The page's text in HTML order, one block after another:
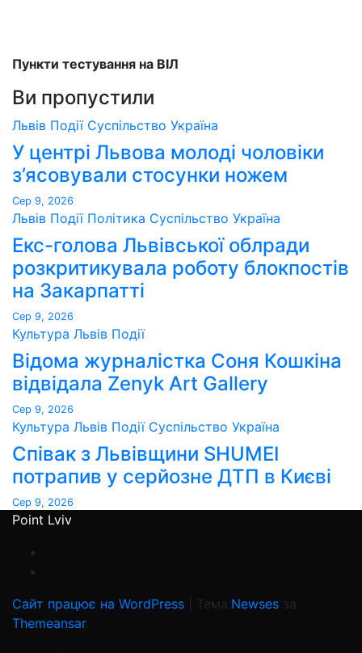
Пункти тестування на ВІЛ
Ви пропустили
Львів Події Суспільство Україна
У центрі Львова молоді чоловіки
з’ясовували стосунки ножем
Сер 9, 2026
Львів Події Політика Суспільство Україна
Екс-голова Львівської облради
розкритикувала роботу блокпостів
на Закарпатті
Сер 9, 2026
Культура Львів Події
Відома журналістка Соня Кошкіна
відвідала Zenyk Art Gallery
Сер 9, 2026
Культура Львів Події Суспільство Україна
Співак з Львівщини SHUMEI
потрапив у серйозне ДТП в Києві
Сер 9, 2026
Point Lviv
Сайт працює на WordPress Тема:Newses за
Themeansar.